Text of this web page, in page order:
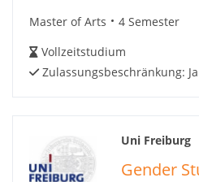
Master of Arts
4 Semester
Vollzeitstudium
Zulassungsbeschränkung: Ja
Uni Freiburg
Gender